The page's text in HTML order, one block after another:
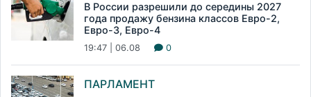
В России разрешили до середины 2027
года продажу бензина классов Евро-2,
Евро-3, Евро-4
19:47 | 06.08 0
ПАРЛАМЕНТ